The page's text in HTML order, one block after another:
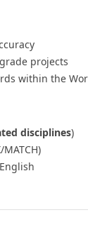
projects
within the
disciplines)